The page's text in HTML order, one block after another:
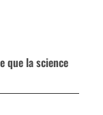
que la science